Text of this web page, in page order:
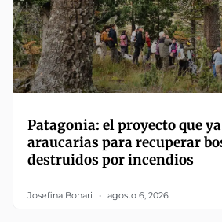
Patagonia: el proyecto que
araucarias para recuperar
destruidos por incendios
Josefina Bonari agosto 6, 2026